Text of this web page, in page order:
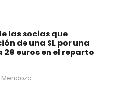
las socias que
de una SL por una
euros en el reparto